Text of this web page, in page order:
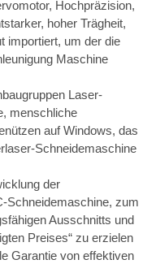
Hochpräzision,
hoher Trägheit,
importiert, um der die
Maschine
Laser-
menschliche
auf Windows, das
Schneidemaschine
der
Schneidemaschine, zum
Ausschnitts und
Preises“ zu erzielen
Garantie von effektiven